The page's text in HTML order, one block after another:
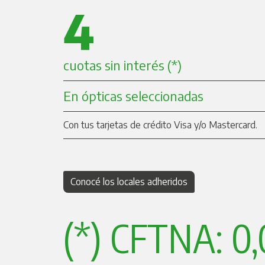
4
cuotas sin interés (*)
En ópticas seleccionadas
Con tus tarjetas de crédito Visa y/o Mastercard.
Conocé los locales adheridos
(*) CFTNA: